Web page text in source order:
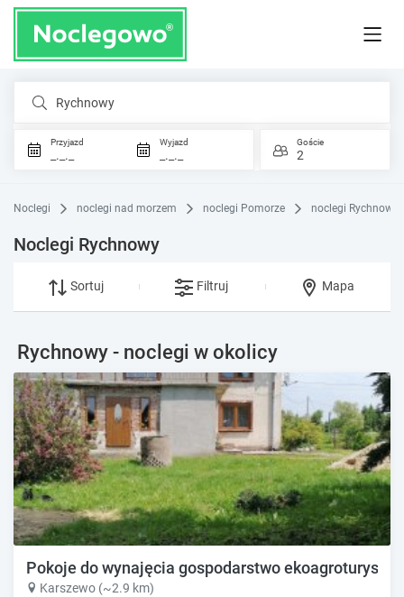
Rychnowy
Przyjazd
_._._
Wyjazd
_._._
Goście
2
Noclegi noclegi nad morzem noclegi Pomorze noclegi Rychnowy
Noclegi Rychnowy
Sortuj Filtruj Mapa
Rychnowy - noclegi w okolicy
Pokoje do wynajęcia gospodarstwo
Karszewo (~2.9 km)